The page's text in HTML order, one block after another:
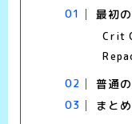
最初
Crit
普通
まとめ